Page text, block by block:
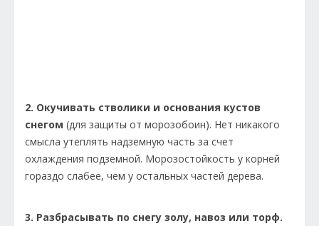
2. Окучивать стволики и основания кустов
снегом (для защиты от морозобоин). Нет никакого
смысла утеплять надземную часть за счет
охлаждения подземной. Морозостойкость у корней
гораздо слабее, чем у остальных частей дерева.
3. Разбрасывать по снегу золу, навоз или торф.